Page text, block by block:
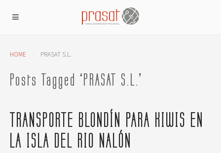
HOME PRASAT S.L.
Posts Tagged ‘PRASAT S.L.’
TRANSPORTE BLONDÍN PARA KIWIS EN
LA ISLA DEL RIO NALÓN